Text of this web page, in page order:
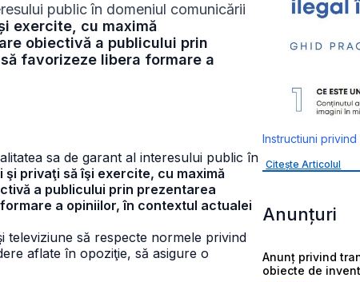
public în domeniul comunicării
exercite, cu maximă
obiectivă a publicului prin
favorizeze libera formare a
sa de garant al interesului public în
privaţi să îşi exercite, cu maximă
a publicului prin prezentarea
a opiniilor, în contextul actualei
televiziune să respecte normele privind
aflate în opoziţie, să asigure o
Instructiuni
Citește Articolul
Anunțuri
Anunț privind
obiecte de